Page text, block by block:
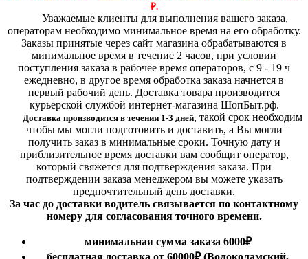
₽.
Уважаемые клиенты для выполнения вашего заказа,
операторам необходимо минимальное время на его обработку.
Заказы принятые через сайт магазина обрабатываются в
минимальное время в течение 2 часов, при условии
поступления заказа в рабочее время операторов, с 9 - 19 ч
ежедневно, в другое время обработка заказа начнется в
первый рабочий день. Доставка товара производится
курьерской службой интернет-магазина ШопБыт.рф.
Доставка производится в течении 1-3 дней, такой срок необходим
чтобы мы могли подготовить и доставить, а Вы могли
получить заказ в минимальные сроки. Точную дату и
приблизительное время доставки вам сообщит оператор,
который свяжется для подтверждения заказа. При
подтверждении заказа менеджером вы можете указать
предпочтительный день доставки.
За час до доставки водитель связывается по контактному
номеру для согласования точного времени.
минимальная сумма заказа 6000₽
бесплатная доставка от 60000₽ (Волоколамский,